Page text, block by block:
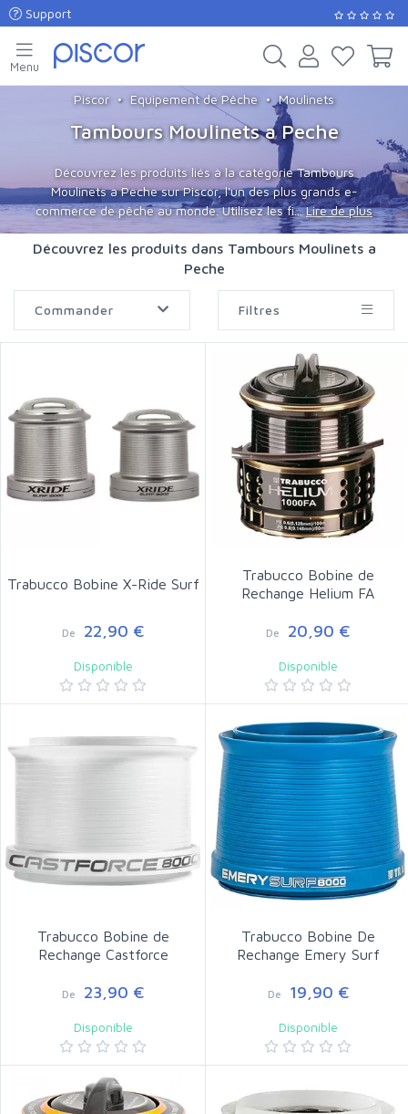
Support
Menu
Piscor Equipement de Pêche Moulinets
Tambours Moulinets a Peche
Découvrez les produits liés à la catégorie Tambours
Moulinets a Peche sur Piscor, l'un des plus grands e-
commerce de pêche au monde. Utilisez les fi... Lire de plus
Découvrez les produits dans Tambours Moulinets a
Peche
Commander Filtres
Trabucco Bobine X-Ride Surf
De 22,90 €
Disponible
Trabucco Bobine de
Rechange Helium FA
De 20,90 €
Disponible
Trabucco Bobine de
Rechange Castforce
De 23,90 €
Disponible
Trabucco Bobine De
Rechange Emery Surf
De 19,90 €
Disponible